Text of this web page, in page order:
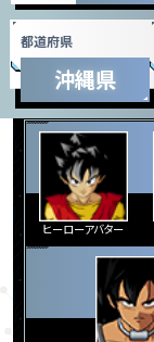
都道府県
沖縄県
ヒーローアバター